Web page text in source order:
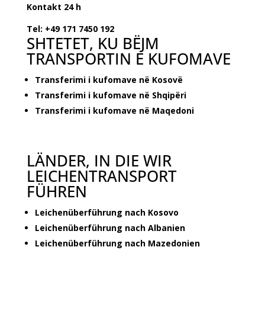
Kontakt 24 h
Tel: +49 171 7450 192
SHTETET, KU BËJM
TRANSPORTIN E KUFOMAVE
Transferimi i kufomave në Kosovë
Transferimi i kufomave në Shqipëri
Transferimi i kufomave në Maqedoni
LÄNDER, IN DIE WIR
LEICHENTRANSPORT
FÜHREN
Leichenüberführung nach Kosovo
Leichenüberführung nach Albanien
Leichenüberführung nach Mazedonien